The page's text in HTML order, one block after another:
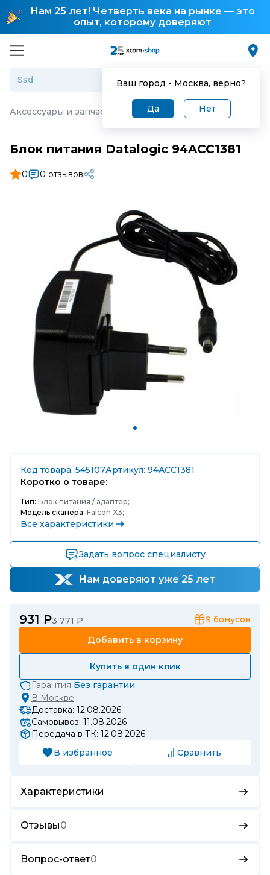
Нам 25 лет! Четверть века на рынке — это
опыт, которому доверяют
Ваш город - Москва, верно?
Да Нет
Аксессуары и запчасти для торгового оборудования
Блок питания Datalogic 94ACC1381
0 0 отзывов
Код товара: 545107Артикул: 94ACC1381
Коротко о товаре:
Тип: Блок питания / адаптер;
Модель сканера: Falcon X3;
Все характеристики
Задать вопрос специалисту
Нам доверяют уже 25 лет
931 ₽3 771 ₽ 9 бонусов
Добавить в корзину
Купить в один клик
Гарантия Без гарантии
В Москве
Доставка: 12.08.2026
Самовывоз: 11.08.2026
Передача в ТК: 12.08.2026
В избранное
Сравнить
Характеристики
Отзывы0
Вопрос-ответ0